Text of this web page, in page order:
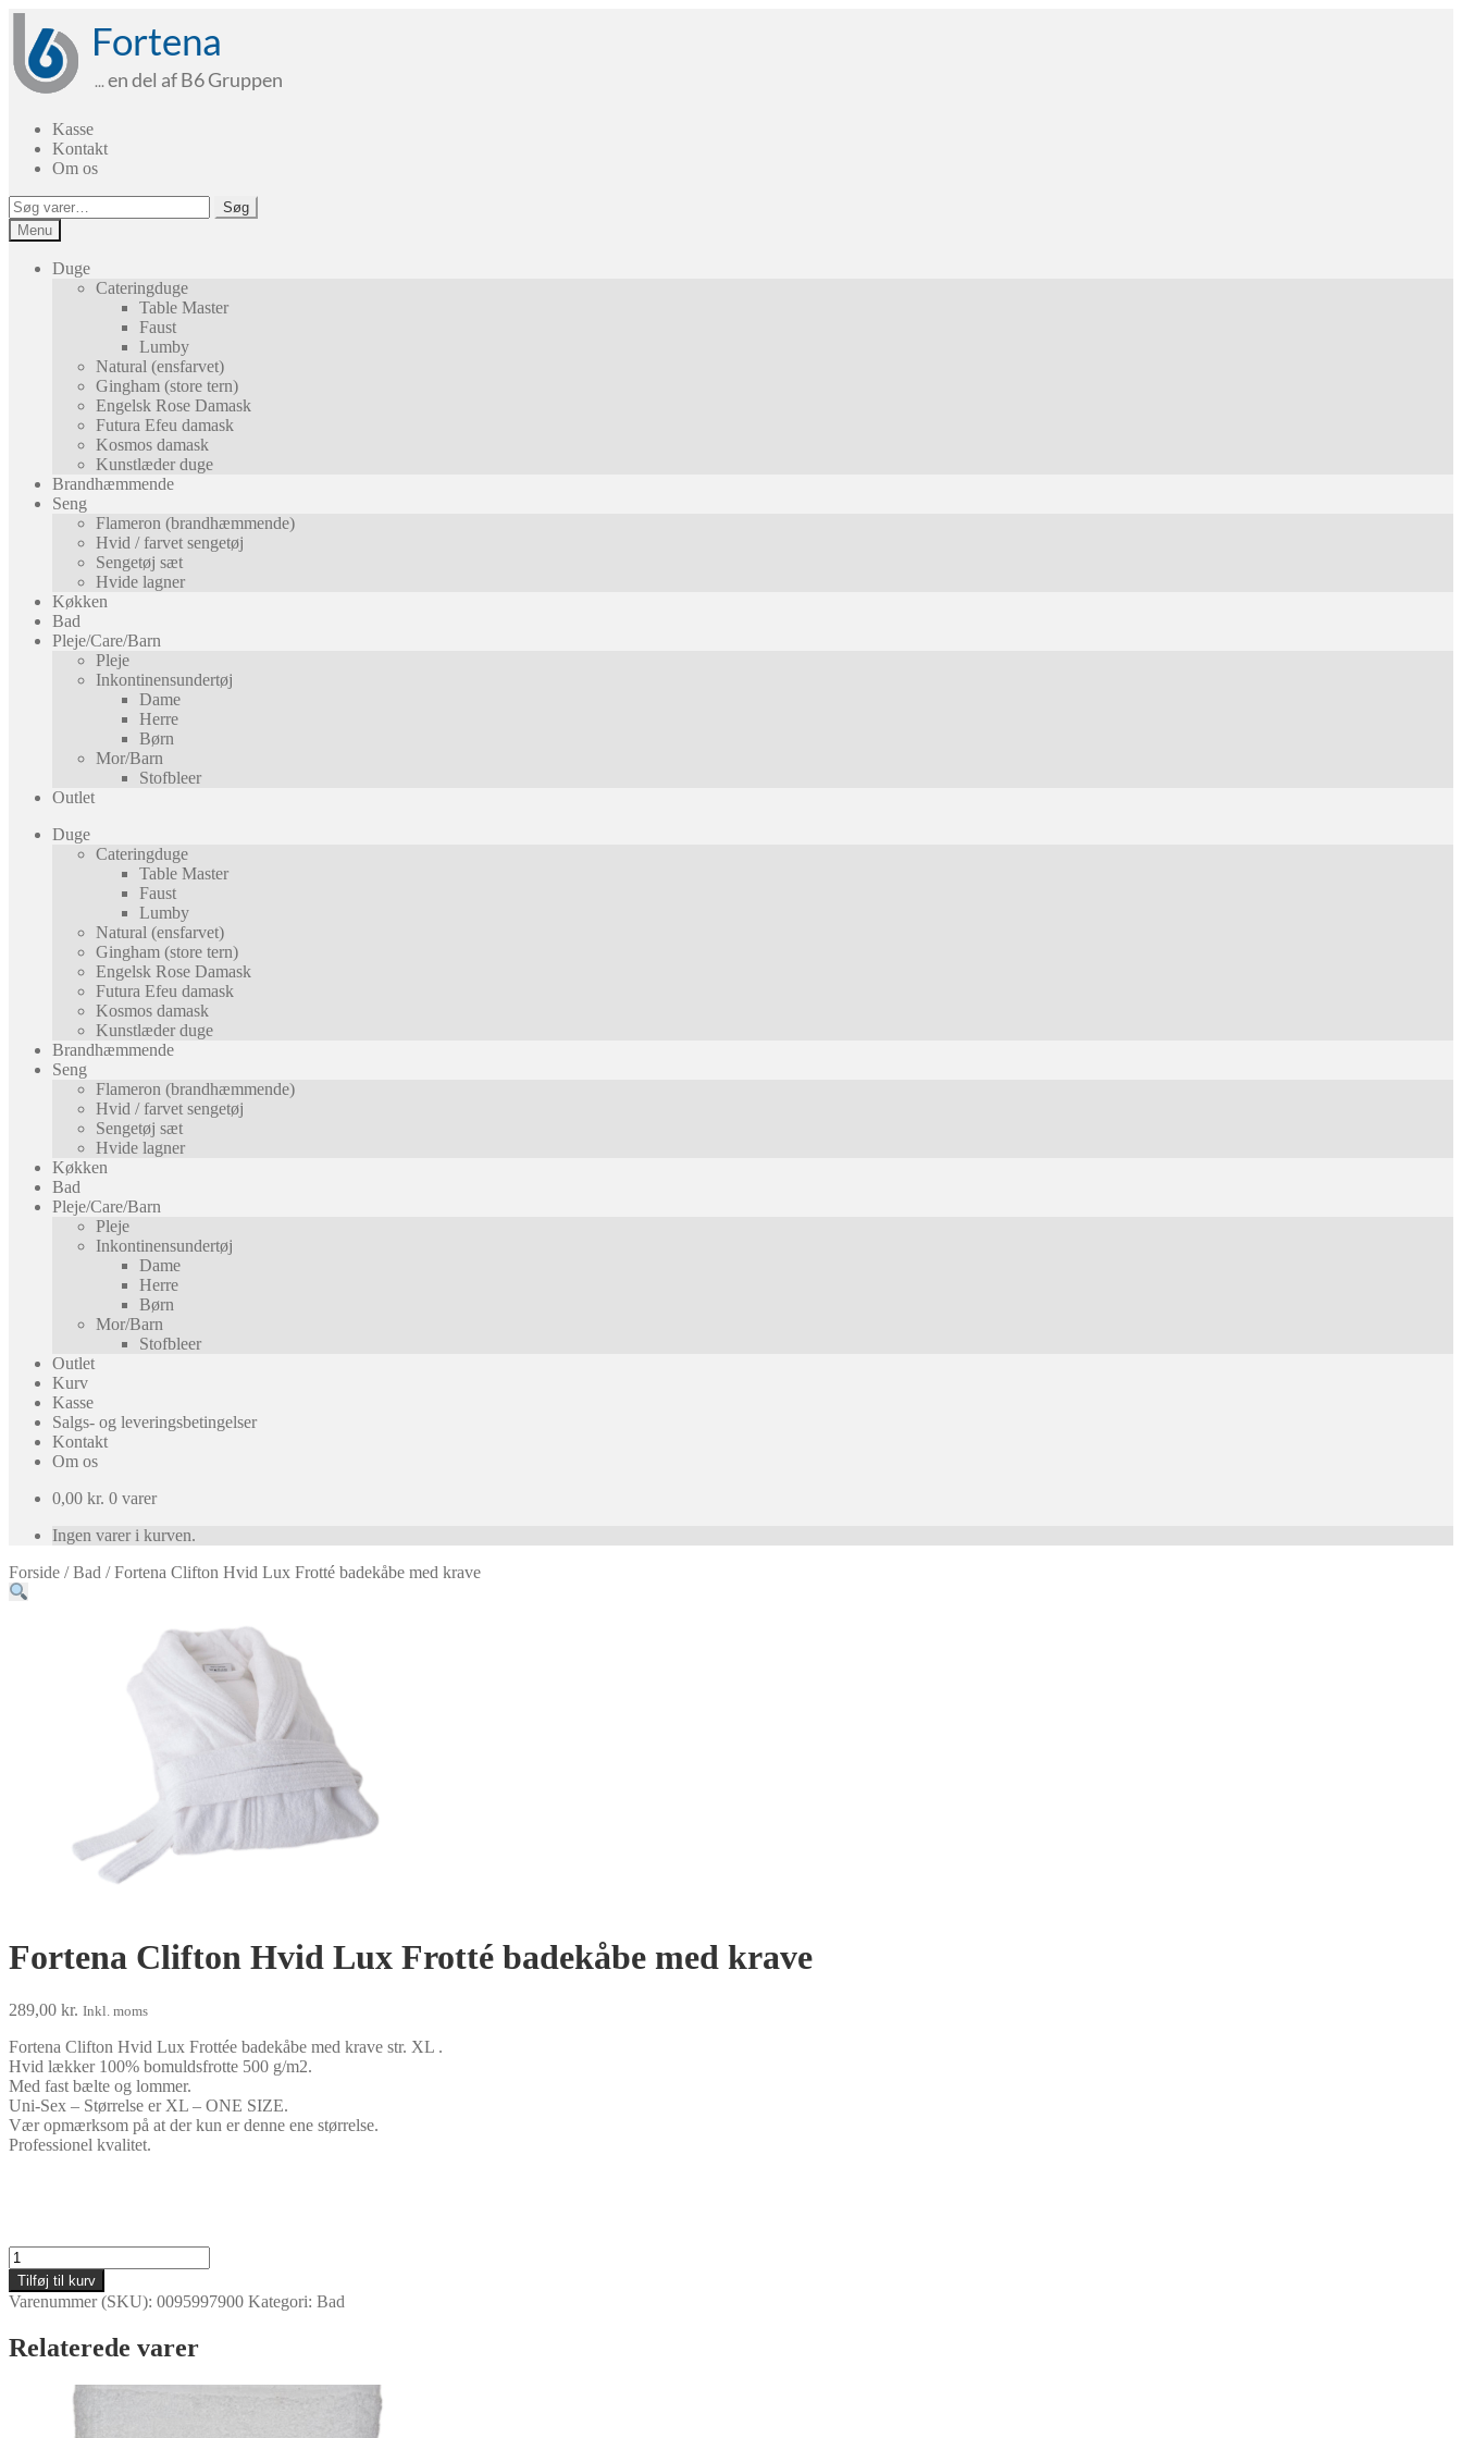
Spring
navigation
Spring
indhold
Kasse
Kontakt
Om os
Søg
efter:
Søg
Menu
Duge
Cateringduge
Table Master
Faust
Lumby
Natural (ensfarvet)
Gingham (store tern)
Engelsk Rose Damask
Futura Efeu damask
Kosmos damask
Kunstlæder duge
Brandhæmmende
Seng
Flameron (brandhæmmende)
Hvid / farvet sengetøj
Sengetøj sæt
Hvide lagner
Køkken
Bad
Pleje/Care/Barn
Pleje
Inkontinensundertøj
Dame
Herre
Børn
Mor/Barn
Stofbleer
Outlet
Duge
Cateringduge
Table Master
Faust
Lumby
Natural (ensfarvet)
Gingham (store tern)
Engelsk Rose Damask
Futura Efeu damask
Kosmos damask
Kunstlæder duge
Brandhæmmende
Seng
Flameron (brandhæmmende)
Hvid / farvet sengetøj
Sengetøj sæt
Hvide lagner
Køkken
Bad
Pleje/Care/Barn
Pleje
Inkontinensundertøj
Dame
Herre
Børn
Mor/Barn
Stofbleer
Outlet
Kurv
Kasse
Salgs- og leveringsbetingelser
Kontakt
Om os
0,00 kr. 0 varer
Ingen varer i kurven.
Forside /Bad /Fortena Clifton Hvid Lux Frotté badekåbe med krave
Fortena Clifton Hvid Lux Frotté badekåbe med krave
289,00 kr. Inkl. moms
Fortena Clifton Hvid Lux Frottée badekåbe med krave str. XL .
Hvid lækker 100% bomuldsfrotte 500 g/m2.
Med fast bælte og lommer.
Uni-Sex – Størrelse er XL – ONE SIZE.
Vær opmærksom på at der kun er denne ene størrelse.
Professionel kvalitet.
Fortena
Clifton
Hvid
Lux
badekåbe
Tilføj til kurv
Varenummer (SKU): 0095997900 Kategori: Bad
Relaterede varer